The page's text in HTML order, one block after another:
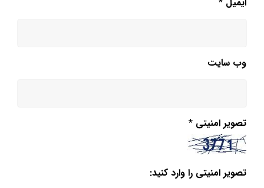
وب‌ سایت
تصویر امنیتی *
تصویر امنیتی را وارد کنید: